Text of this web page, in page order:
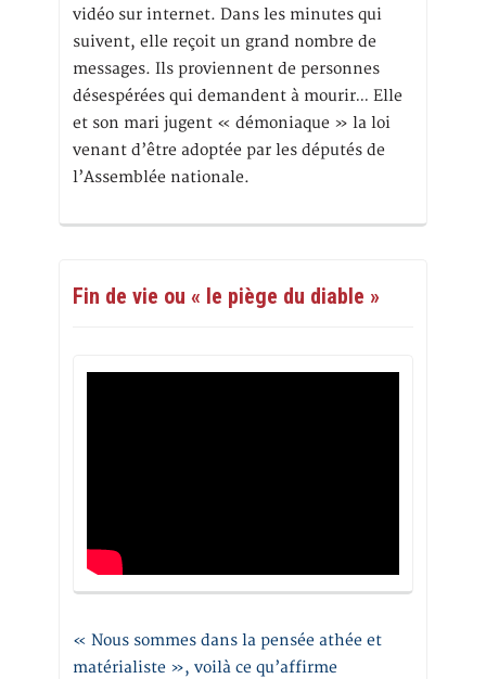
vidéo sur internet. Dans les minutes qui
suivent, elle reçoit un grand nombre de
messages. Ils proviennent de personnes
désespérées qui demandent à mourir… Elle
et son mari jugent « démoniaque » la loi
venant d’être adoptée par les députés de
l’Assemblée nationale.
Fin de vie ou « le piège du diable »
« Nous sommes dans la pensée athée et
matérialiste », voilà ce qu’affirme